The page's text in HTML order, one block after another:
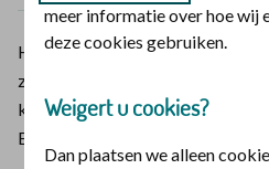
Heeft u een katheter nodig? Bij
zorgverzekeraar krijgt u hiervoor
katheter is een buisje dat in het
Een katheter kan bijvoorbeeld
meer informatie over hoe wij
deze cookies gebruiken.
Weigert u cookies?
Dan plaatsen we alleen